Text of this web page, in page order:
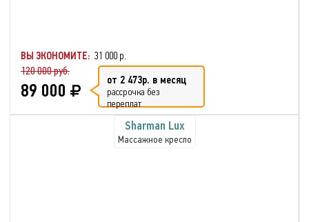
ВЫ ЭКОНОМИТЕ: 31 000 р.
120 000 руб.
89 000 от 2 473р. в месяц
рассрочка без
переплат
Sharman Lux
Массажное кресло